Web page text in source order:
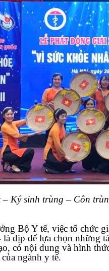
– Ký sinh trùng – Côn
Bộ Y tế, việc tổ chức
dịp để lựa chọn những
có nội dung và hình
ngành y tế.